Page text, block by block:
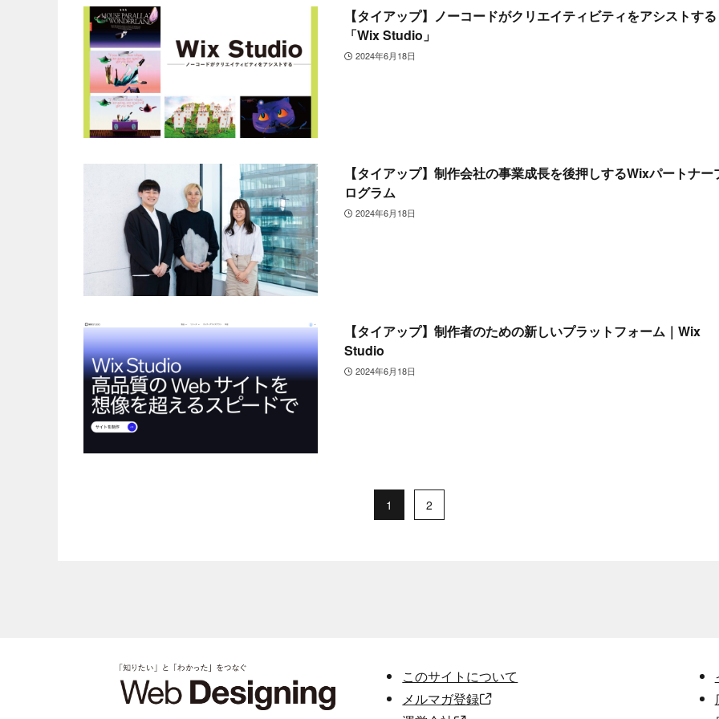
【タイアップ】ノーコードがクリエイティビティをアシストする
「Wix Studio」
2024年6月18日
【タイアップ】制作会社の事業成長を後押しするWixパートナー
ログラム
2024年6月18日
【タイアップ】制作者のための新しいプラットフォーム｜Wix
Studio
2024年6月18日
1 2
このサイトについて
メルマガ登録